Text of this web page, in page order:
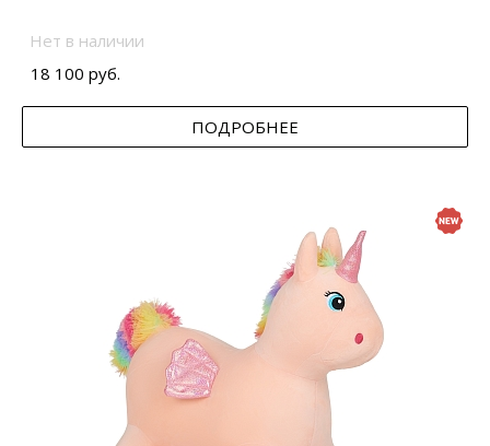
Нет в наличии
18 100 руб.
ПОДРОБНЕЕ